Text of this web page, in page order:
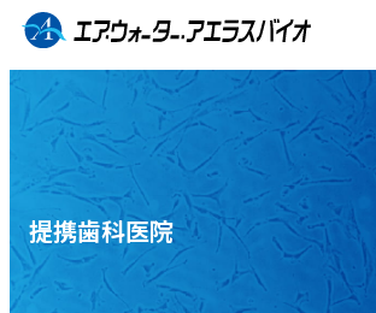
コ
ン
テ
ン
へ
ス
キ
提携歯科医院